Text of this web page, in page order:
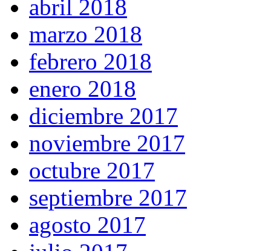
abril 2018
marzo 2018
febrero 2018
enero 2018
diciembre 2017
noviembre 2017
octubre 2017
septiembre 2017
agosto 2017